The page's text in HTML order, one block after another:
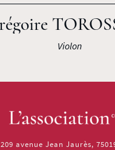
Violon
209 avenue Jean Jaurès,